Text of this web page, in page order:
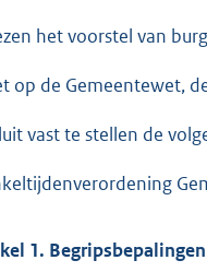
het voorstel van
op de Gemeentewet,
vast te stellen de
1. Begripsbepalingen